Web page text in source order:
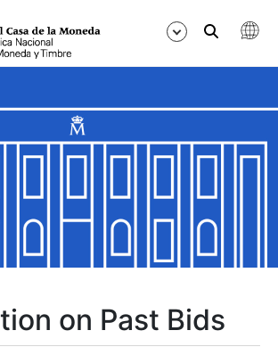
on Past Bids